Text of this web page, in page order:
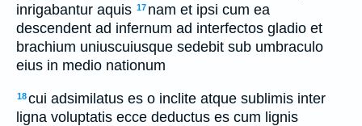
inrigabantur aquis 17 nam et ipsi cum ea
descendent ad infernum ad interfectos gladio et
brachium uniuscuiusque sedebit sub umbraculo
eius in medio nationum
18cui adsimilatus es o inclite atque sublimis inter
ligna voluptatis ecce deductus es cum lignis